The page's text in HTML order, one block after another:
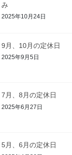
み
2025年10月24日
9月、10月の定休日
2025年9月5日
7月、8月の定休日
2025年6月27日
5月、6月の定休日